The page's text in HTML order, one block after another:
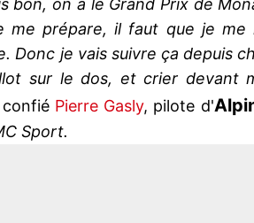
bon, on a le Grand Prix de
me prépare, il faut que je me
Donc je vais suivre ça depuis
sur le dos, et crier devant
Pierre Gasly, pilote d'
Sport.